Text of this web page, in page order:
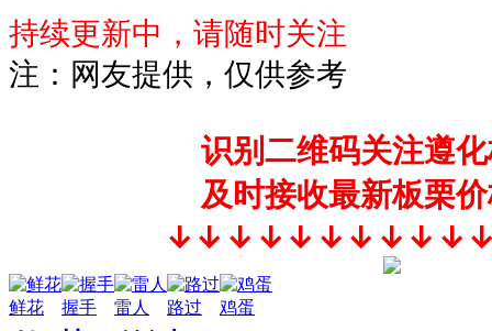
持续更新中，请随时关注
注：网友提供，仅供参考
识别二维码关注遵
及时接收最新板栗
鲜花 握手 雷人 路过 鸡蛋